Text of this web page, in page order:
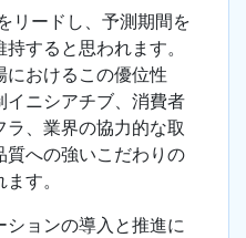
リードし、予測期間を
すると思われます。
おけるこの優位性
イニシアチブ、消費者
、業界の協力的な取
質への強いこだわりの
す。
ションの導入と推進に